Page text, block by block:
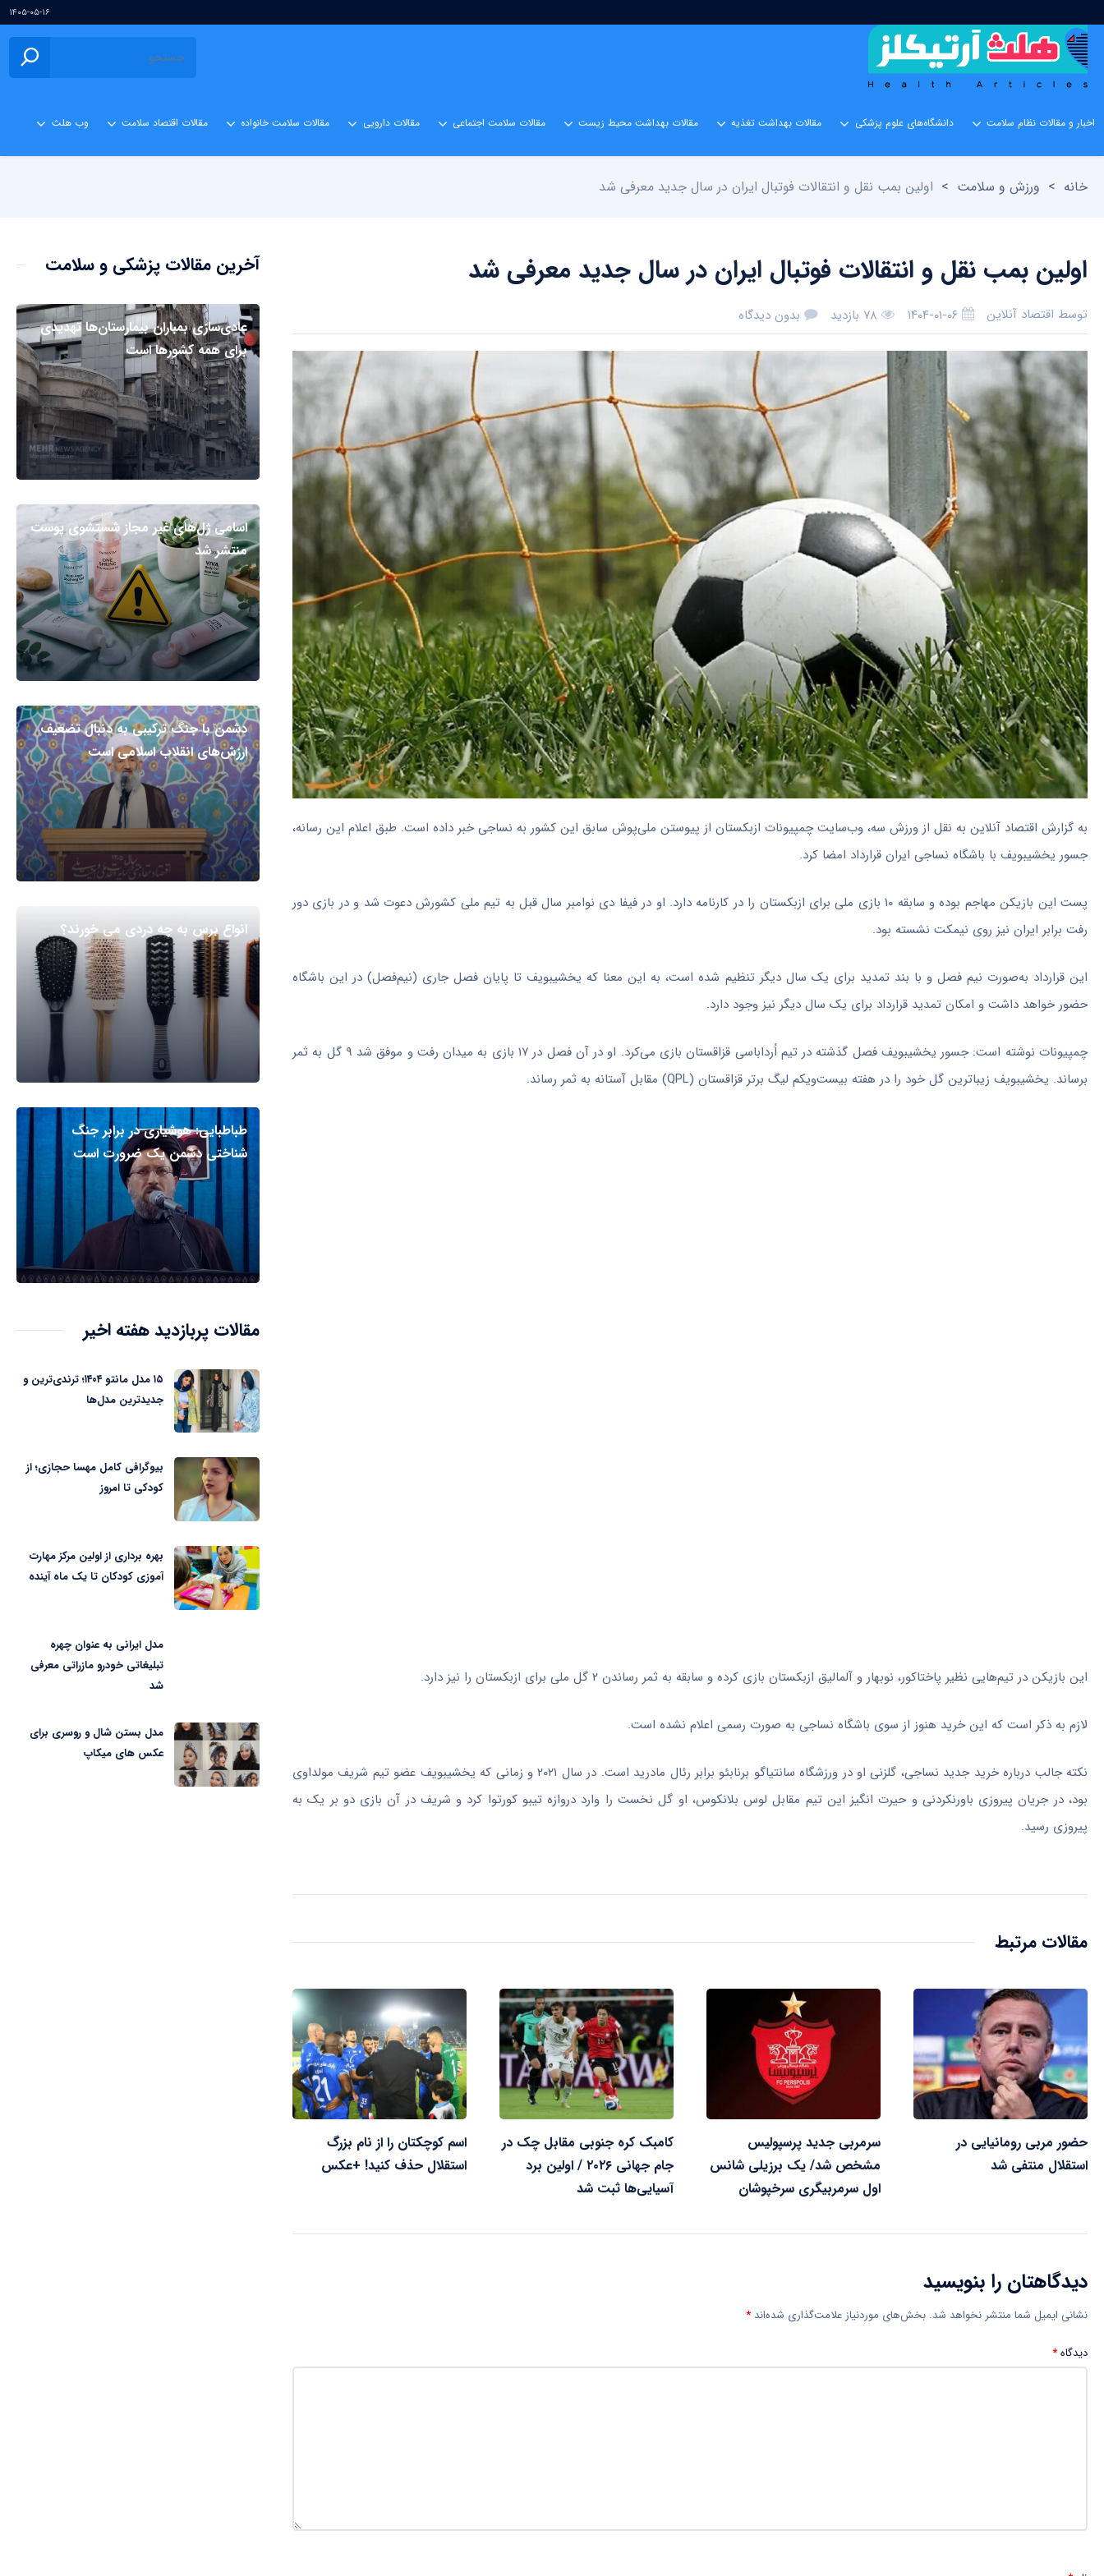
۱۴۰۵-۰۵-۱۶
اخبار و مقالات نظام سلامت دانشگاه‌های علوم پزشکی مقالات بهداشت تغذیه مقالات بهداشت محیط زیست مقالات سلامت اجتماعی مقالات دارویی مقالات سلامت خانواده مقالات اقتصاد سلامت وب هلث
خانه > ورزش و سلامت > اولین بمب نقل و انتقالات فوتبال ایران در سال جدید معرفی شد
اولین بمب نقل و انتقالات فوتبال ایران در سال جدید معرفی شد
توسط اقتصاد آنلاین ۱۴۰۴-۰۱-۰۶ ۷۸ بازدید بدون دیدگاه
به گزارش اقتصاد آنلاین به نقل از ورزش سه، وب‌سایت چمپیونات ازبکستان از پیوستن ملی‌پوش سابق این کشور به نساجی خبر داده است. طبق اعلام این رسانه،
جسور یخشیبویف با باشگاه نساجی ایران قرارداد امضا کرد.
پست این بازیکن مهاجم بوده و سابقه ۱۰ بازی ملی برای ازبکستان را در کارنامه دارد. او در فیفا دی نوامبر سال قبل به تیم ملی کشورش دعوت شد و در بازی دور
رفت برابر ایران نیز روی نیمکت نشسته بود.
این قرارداد به‌صورت نیم فصل و با بند تمدید برای یک سال دیگر تنظیم شده است، به این معنا که یخشیبویف تا پایان فصل جاری (نیم‌فصل) در این باشگاه
حضور خواهد داشت و امکان تمدید قرارداد برای یک سال دیگر نیز وجود دارد.
چمپیونات نوشته است: جسور یخشیبویف فصل گذشته در تیم اُرداباسی قزاقستان بازی می‌کرد. او در آن فصل در ۱۷ بازی به میدان رفت و موفق شد ۹ گل به ثمر
برساند. یخشیبویف زیباترین گل خود را در هفته بیست‌ویکم لیگ برتر قزاقستان (QPL) مقابل آستانه به ثمر رساند.
این بازیکن در تیم‌هایی نظیر پاختاکور، نوبهار و آلمالیق ازبکستان بازی کرده و سابقه به ثمر رساندن ۲ گل ملی برای ازبکستان را نیز دارد.
لازم به ذکر است که این خرید هنوز از سوی باشگاه نساجی به صورت رسمی اعلام نشده است.
نکته جالب درباره خرید جدید نساجی، گلزنی او در ورزشگاه سانتیاگو برنابئو برابر رئال مادرید است. در سال ۲۰۲۱ و زمانی که یخشیبویف عضو تیم شریف مولداوی
بود، در جریان پیروزی باورنکردنی و حیرت انگیز این تیم مقابل لوس بلانکوس، او گل نخست را وارد دروازه تیبو کورتوا کرد و شریف در آن بازی دو بر یک به
پیروزی رسید.
مقالات مرتبط
حضور مربی رومانیایی در
استقلال منتفی شد
سرمربی جدید پرسپولیس
مشخص شد/ یک برزیلی شانس
اول سرمربیگری سرخپوشان
کامبک کره جنوبی مقابل چک در
جام جهانی ۲۰۲۶ / اولین برد
آسیایی‌ها ثبت شد
اسم کوچکتان را از نام بزرگ
استقلال حذف کنید! +عکس
دیدگاهتان را بنویسید
نشانی ایمیل شما منتشر نخواهد شد. بخش‌های موردنیاز علامت‌گذاری شده‌اند *
دیدگاه*
آخرین مقالات پزشکی و سلامت
عادی‌سازی بمباران بیمارستان‌ها تهدیدی
برای همه کشورها است
اسامی ژل‌های غیر مجاز شستشوی پوست
منتشر شد
دشمن با جنگ ترکیبی به دنبال تضعیف
ارزش‌های انقلاب اسلامی است
انواع برس به چه دردی می خورند؟
طباطبایی: هوشیاری در برابر جنگ
شناختی دشمن یک ضرورت است
مقالات پربازدید هفته اخیر
۱۵ مدل مانتو ۱۴۰۴؛ ترندی‌ترین و
جدیدترین مدل‌ها
بیوگرافی کامل مهسا حجازی؛ از
کودکی تا امروز
بهره برداری از اولین مرکز مهارت
آموزی کودکان تا یک ماه آینده
مدل ایرانی به عنوان چهره
تبلیغاتی خودرو مازراتی معرفی
شد
مدل بستن شال و روسری برای
عکس های میکاپ